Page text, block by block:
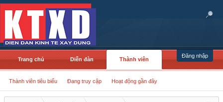
Đăng nhập
Trang chủ Diễn đàn Thành viên
Thành viên tiêu biểu Đang truy cập Hoạt động gần đây